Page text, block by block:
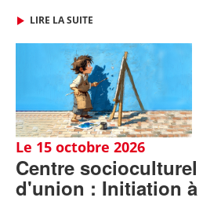
LIRE LA SUITE
Le 15 octobre 2026
Centre socioculturel
d'union : Initiation à